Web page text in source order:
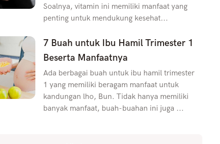
Soalnya, vitamin ini memiliki manfaat yang
penting untuk mendukung kesehat...
7 Buah untuk Ibu Hamil Trimester 1
Beserta Manfaatnya
Ada berbagai buah untuk ibu hamil trimester
1 yang memiliki beragam manfaat untuk
kandungan lho, Bun. Tidak hanya memiliki
banyak manfaat, buah-buahan ini juga ...